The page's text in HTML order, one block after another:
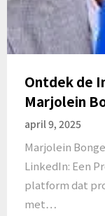
Ontdek de
Marjolein
april 9, 2025
Marjolein
LinkedIn: Een
platform dat
met…